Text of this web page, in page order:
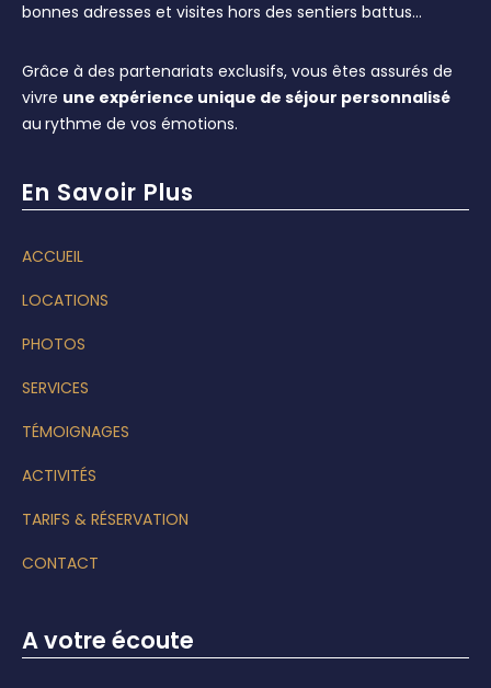
bonnes adresses et visites hors des sentiers battus…
Grâce à des partenariats exclusifs, vous êtes assurés de
vivre une expérience unique de séjour personnalisé
au rythme de vos émotions.
En Savoir Plus
ACCUEIL
LOCATIONS
PHOTOS
SERVICES
TÉMOIGNAGES
ACTIVITÉS
TARIFS & RÉSERVATION
CONTACT
A votre écoute